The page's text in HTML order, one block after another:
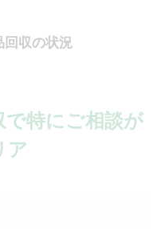
回収の状況
で特にご相談が
ア